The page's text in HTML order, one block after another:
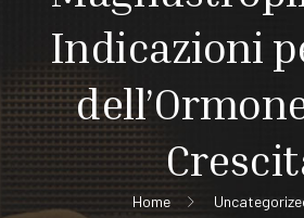
Indicazioni
Home